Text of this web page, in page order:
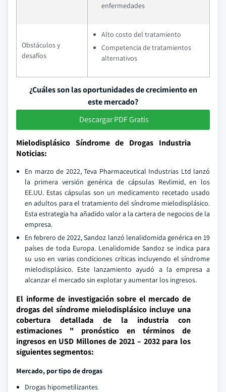
enfermedades
Obstáculos y
desafíos
Alto costo del tratamiento
Competencia de tratamientos
alternativos
¿Cuáles son las oportunidades de crecimiento en
este mercado?
Descargar PDF Gratis
Mielodisplásico Síndrome de Drogas Industria
Noticias:
En marzo de 2022, Teva Pharmaceutical Industrias Ltd lanzó
la primera versión genérica de cápsulas Revlimid, en los
EE.UU. Estas cápsulas son un medicamento recetado usado
en adultos para el tratamiento del síndrome mielodisplásico.
Esta estrategia ha añadido valor a la cartera de negocios de la
empresa.
En febrero de 2022, Sandoz lanzó lenalidomida genérica en 19
países de toda Europa. Lenalidomide Sandoz se indica para
su uso en varias condiciones críticas incluyendo el síndrome
mielodisplásico. Este lanzamiento ayudó a la empresa a
alcanzar el mercado sin explotar y aumentar los ingresos.
El informe de investigación sobre el mercado de
drogas del síndrome mielodisplásico incluye una
cobertura detallada de la industria con
estimaciones " pronóstico en términos de
ingresos en USD Millones de 2021 – 2032 para los
siguientes segmentos:
Mercado, por tipo de drogas
Drogas hipometilizantes